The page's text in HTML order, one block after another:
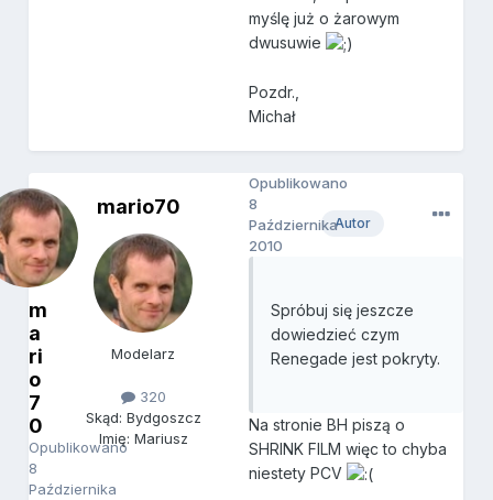
myślę już o żarowym
dwusuwie
Pozdr.,
Michał
m
a
ri
o
7
0
Opublikowano
8
Października
mario70
Modelarz
320
Skąd: Bydgoszcz
Imię: Mariusz
Autor
Opublikowano
8
Października
2010
Spróbuj się jeszcze
dowiedzieć czym
Renegade jest pokryty.
Na stronie BH piszą o
SHRINK FILM więc to chyba
niestety PCV